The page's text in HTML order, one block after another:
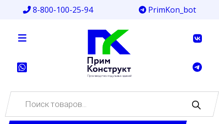
8-800-100-25-94 PrimKon_bot
Поиск
товаров